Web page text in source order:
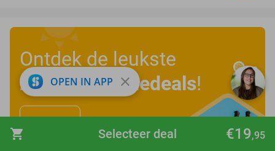
shopping_cart €19,95
Selecteer deal
Ontdek de leukste
zomervakantiedeals!
OPEN IN APP close